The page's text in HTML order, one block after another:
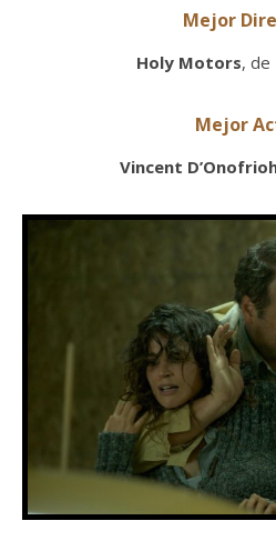
Mejor
Holy Motors, de
Mejor
Vincent